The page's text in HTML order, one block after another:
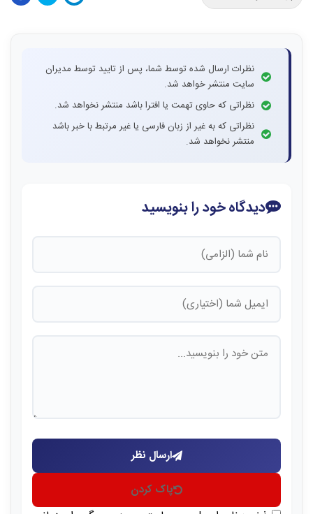
نظرات ارسال شده توسط شما، پس از تایید توسط مدیران
سایت منتشر خواهد شد.
نظراتی که حاوی تهمت یا افترا باشد منتشر نخواهد شد.
نظراتی که به غیر از زبان فارسی یا غیر مرتبط با خبر باشد
منتشر نخواهد شد.
دیدگاه خود را بنویسید
ارسال نظر
پاک کردن